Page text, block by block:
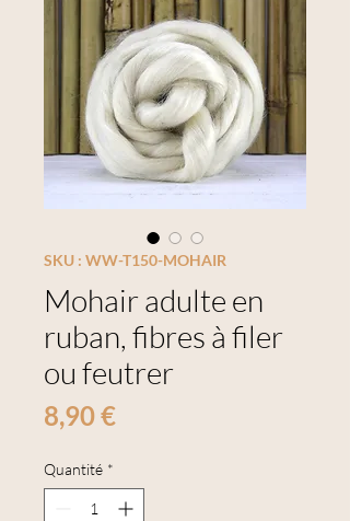
SKU : WW-T150-MOHAIR
Mohair adulte en
ruban, fibres à filer
ou feutrer
8,90 €Prix
Quantité *